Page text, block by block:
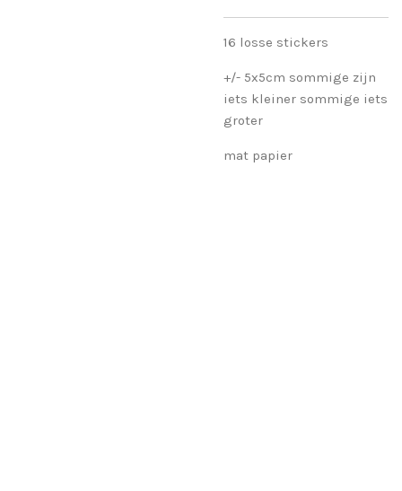
16 losse stickers
+/- 5x5cm sommige zijn
iets kleiner sommige iets
groter
mat papier